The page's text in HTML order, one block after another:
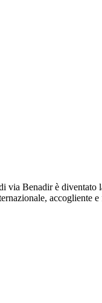
Benadir è diventato
accogliente